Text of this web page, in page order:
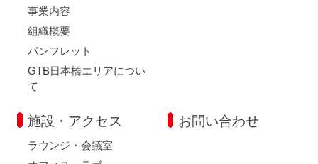
事業内容
組織概要
パンフレット
GTB日本橋エリアについ
て
施設・アクセス
ラウンジ・会議室
お問い合わせ